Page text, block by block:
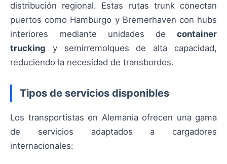
distribución regional. Estas rutas trunk conectan
puertos como Hamburgo y Bremerhaven con hubs
interiores mediante unidades de container
trucking y semirremolques de alta capacidad,
reduciendo la necesidad de transbordos.
Tipos de servicios disponibles
Los transportistas en Alemania ofrecen una gama
de servicios adaptados a cargadores
internacionales: